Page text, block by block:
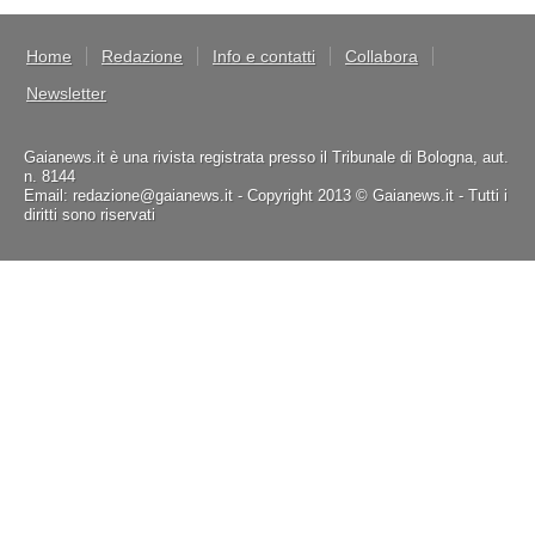
Home Redazione Info e contatti
Collabora
Newsletter
Gaianews.it è una rivista registrata presso il Tribunale di Bologna, aut.
n. 8144
Email: redazione@gaianews.it - Copyright 2013 © Gaianews.it - Tutti i
diritti sono riservati